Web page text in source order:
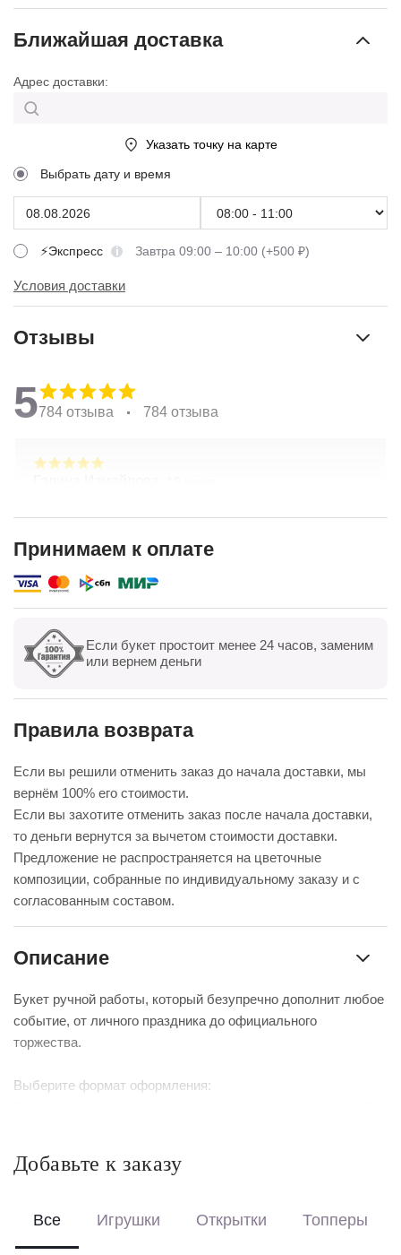
Ближайшая доставка
Адрес доставки:
Указать точку на карте
Выбрать дату и время
⚡Экспресс Завтра 09:00 – 10:00 (+500 ₽)
Условия доставки
Отзывы
5784 отзыва 784 отзыва
городе, заказываю через приложение. Всегда
доставка. Огромное спасибо за настроение
Показать все Оставить отзыв
Принимаем к оплате
Если букет простоит менее 24 часов, заменим
или вернем деньги
Правила возврата
Если вы решили отменить заказ до начала доставки, мы
вернём 100% его стоимости.
Если вы захотите отменить заказ после начала доставки,
то деньги вернутся за вычетом стоимости доставки.
Предложение не распространяется на цветочные
композиции, собранные по индивидуальному заказу и с
согласованным составом.
Описание
Букет ручной работы, который безупречно дополнит любое
событие, от личного праздника до официального
торжества.
Выберите формат оформления:
Перевяжем лентой – идеальный минималистичный вариант
Добавьте к заказу
Все Игрушки Открытки Топперы